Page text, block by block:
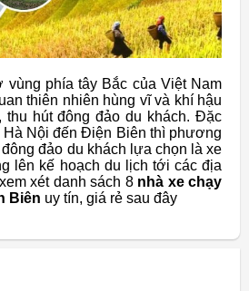
phía tây Bắc của Việt Nam
thiên nhiên hùng vĩ và khí hậu
thu hút đông đảo du khách. Đặc
Hà Nội đến Điện Biên thì phương
đảo du khách lựa chọn là xe
lên kế hoạch du lịch tới các địa
xét danh sách 8 nhà xe chạy
Biên uy tín, giá rẻ sau đây